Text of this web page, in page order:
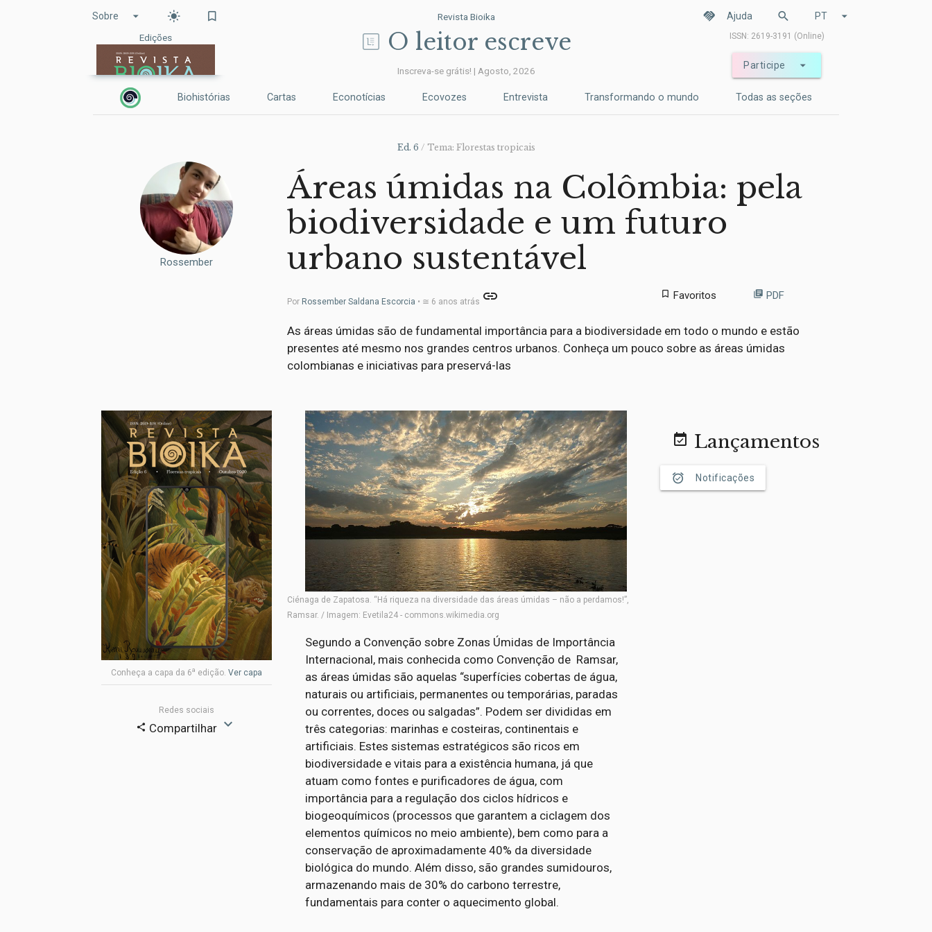
arrow_drop_down
Sobre light_mode bookmark_border
Edições
Revista Bioika
O leitor escreve
Inscreva-se grátis! | Agosto, 2026
handshake Ajuda search arrow_drop_down
PT
ISSN: 2619-3191 (Online)
arrow_drop_down
Participe
Biohistórias Cartas Econotícias Ecovozes Entrevista Transformando o mundo Todas as seções
Ed. 6 / Tema: Florestas tropicais
Áreas úmidas na Colômbia: pela
biodiversidade e um futuro
urbano sustentável
Por Rossember Saldana Escorcia • ≅ 6 anos atrás link bookmark_border Favoritos library_books PDF
As áreas úmidas são de fundamental importância para a biodiversidade em todo o mundo e estão
presentes até mesmo nos grandes centros urbanos. Conheça um pouco sobre as áreas úmidas
colombianas e iniciativas para preservá-las
Rossember
Conheça a capa da 6a edição. Ver capa
Redes sociais
share Compartilhar expand_more
Ciénaga de Zapatosa. “Há riqueza na diversidade das áreas úmidas – não a perdamos!”,
Ramsar. / Imagem: Evetila24 - commons.wikimedia.org
Segundo a Convenção sobre Zonas Úmidas de Importância
Internacional, mais conhecida como Convenção de Ramsar,
as áreas úmidas são aquelas “superfícies cobertas de água,
naturais ou artificiais, permanentes ou temporárias, paradas
ou correntes, doces ou salgadas”. Podem ser divididas em
três categorias: marinhas e costeiras, continentais e
artificiais. Estes sistemas estratégicos são ricos em
biodiversidade e vitais para a existência humana, já que
atuam como fontes e purificadores de água, com
importância para a regulação dos ciclos hídricos e
biogeoquímicos (processos que garantem a ciclagem dos
elementos químicos no meio ambiente), bem como para a
conservação de aproximadamente 40% da diversidade
biológica do mundo. Além disso, são grandes sumidouros,
armazenando mais de 30% do carbono terrestre,
fundamentais para conter o aquecimento global.
event_available Lançamentos
alarm_on Notificações